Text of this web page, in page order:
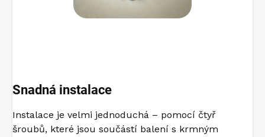
Snadná instalace
Instalace je velmi jednoduchá – pomocí čtyř
šroubů, které jsou součástí balení s krmným